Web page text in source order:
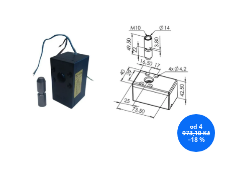
od 4
973,10 Kč
–18 %